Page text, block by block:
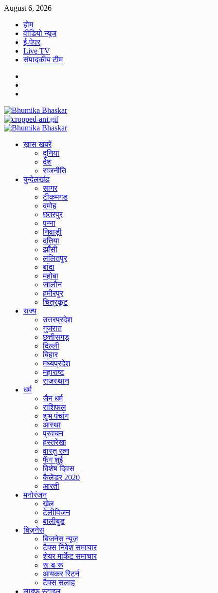
Skip
content
August 6, 2026
होम
वीडियो न्यूज
ई-पेपर
Live TV
संपादकीय टीम
Primary
ख़ास खबरें
दुनिया
देश
राजनीति
बुन्देलखंड
सागर
टीकमगड
दमोह
छतरपुर
पन्ना
निवाड़ी
दतिया
झाँसी
ललितपुर
बांदा
महोबा
जालौन
हमीरपुर
चित्रकूट
राज्य
उत्तरप्रदेश
गुजरात
छत्तीसगड़
दिल्ली
बिहार
मध्यप्रदेश
महाराष्ट
राजस्थान
धर्म
जैन धर्म
राशिफल
शुभ पंचांग
आस्था
प्रवचन
हस्तरेखा
वास्तु रत्न
फेंग शुई
विशेष दिवस
कैलेंडर 2020
आरती
मनोरंजन
खेल
टेलीविजन
बालीबुड
बिज़नेस
बिजनेस न्यूज़
टैक्स निवेश समाचार
शेयर मार्केट समाचार
रू-ब-रू
आयकर रिटर्न
टैक्स सलाह
लाइफ स्टाइल